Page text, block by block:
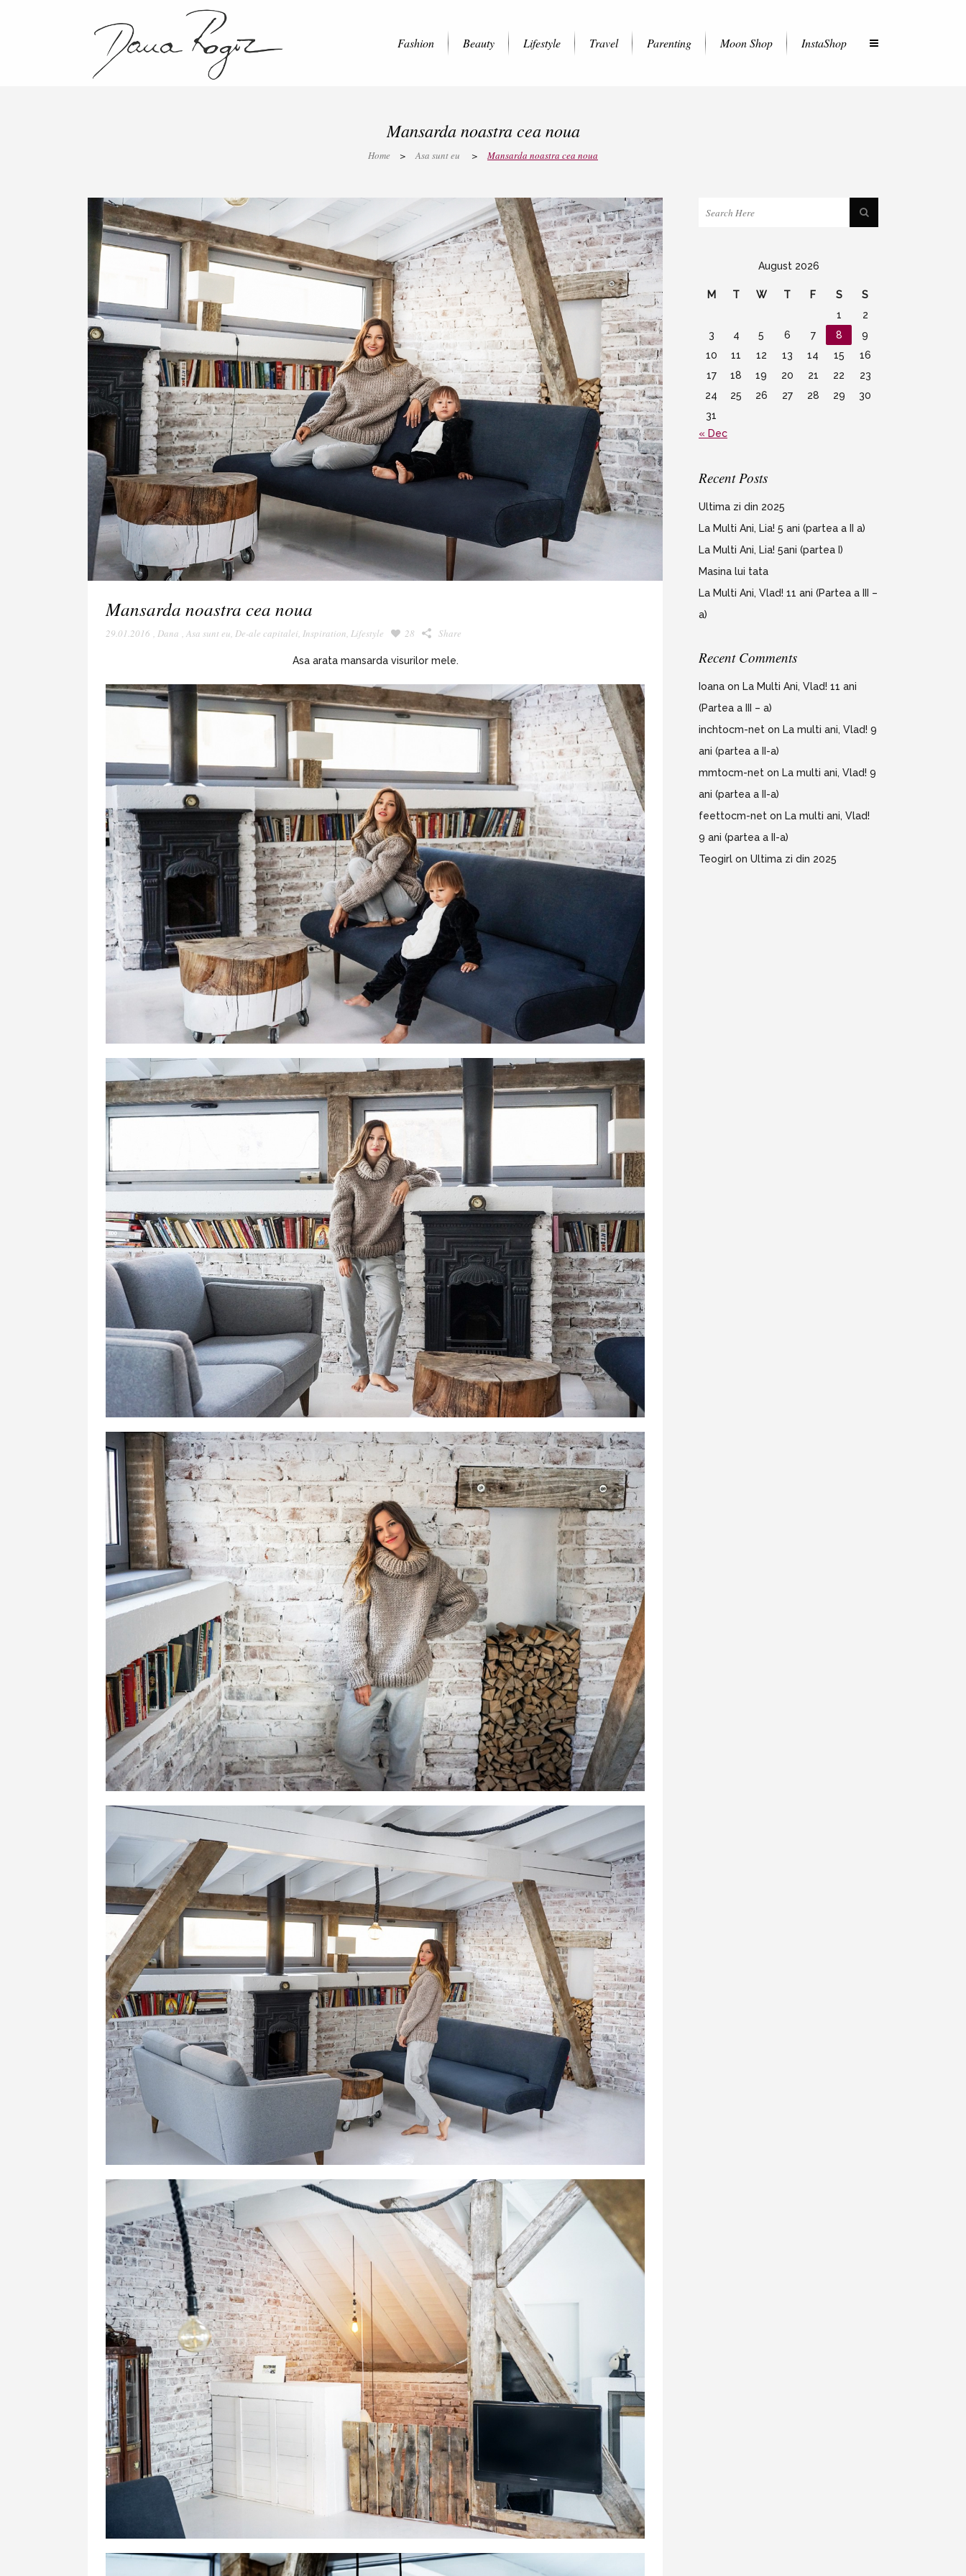
Fashion Beauty Lifestyle Travel Parenting Moon Shop InstaShop
Mansarda noastra cea noua
Home > Asa sunt eu > Mansarda noastra cea noua
Mansarda noastra cea noua
29.01.2016 , Dana , Asa sunt eu, De-ale capitalei, Inspiration, Lifestyle 28 Share
Asa arata mansarda visurilor mele.
August 2026
M T W T F S
S
1
2
3
4 5 6 7 8
9
10
11 12 13 14 15
16
17
18 19 20 21 22
23
24
25 26 27 28 29
30
31
« Dec
Recent Posts
Ultima zi din 2025
La Multi Ani, Lia! 5 ani (partea a II a)
La Multi Ani, Lia! 5ani (partea I)
Masina lui tata
La Multi Ani, Vlad! 11 ani (Partea a III –
a)
Recent Comments
Ioana on La Multi Ani, Vlad! 11 ani
(Partea a III – a)
inchtocm-net on La multi ani, Vlad! 9
ani (partea a II-a)
mmtocm-net on La multi ani, Vlad! 9
ani (partea a II-a)
feettocm-net on La multi ani, Vlad!
9 ani (partea a II-a)
Teogirl on Ultima zi din 2025